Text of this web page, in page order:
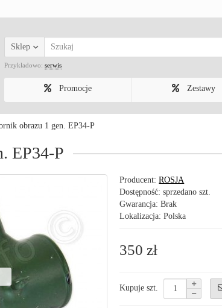
Sklep
Przykładowo: serwis
Promocje Zestawy
obrazu 1 gen. EP34-P
EP34-P
Producent:ROSJA
Dostępność: sprzedano szt.
Gwarancja: Brak
Lokalizacja: Polska
350 zł
Kupuje szt.